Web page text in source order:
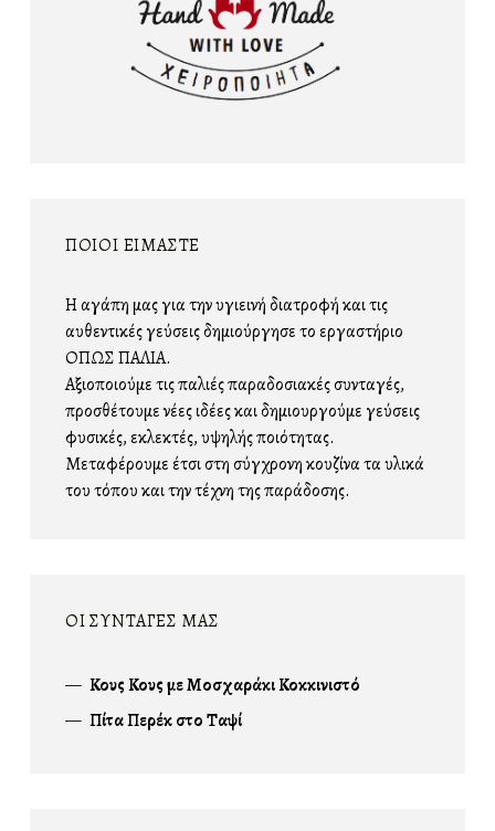
ΠΟΙΟΊ ΕΙΜΑΣΤΕ
Η αγάπη μας για την υγιεινή διατροφή και τις
αυθεντικές γεύσεις δημιούργησε το εργαστήριο
ΟΠΩΣ ΠΑΛΙΑ.
Αξιοποιούμε τις παλιές παραδοσιακές συνταγές,
προσθέτουμε νέες ιδέες και δημιουργούμε γεύσεις
φυσικές, εκλεκτές, υψηλής ποιότητας.
Μεταφέρουμε έτσι στη σύγχρονη κουζίνα τα υλικά
του τόπου και την τέχνη της παράδοσης.
ΟΙ ΣΥΝΤΑΓΕΣ ΜΑΣ
Κους Κους με Μοσχαράκι Κοκκινιστό
Πίτα Περέκ στο Ταψί